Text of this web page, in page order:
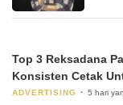
Top 3 Reksadana
Konsisten Cetak
ADVERTISING 5 hari